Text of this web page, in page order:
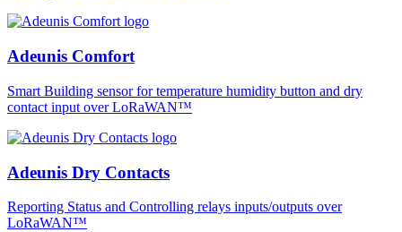
Adeunis Comfort
Smart Building sensor for temperature humidity button and dry
contact input over LoRaWAN™
Adeunis Dry Contacts
Reporting Status and Controlling relays inputs/outputs over
LoRaWAN™